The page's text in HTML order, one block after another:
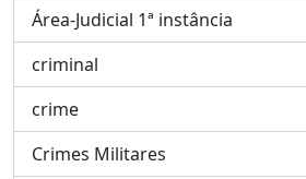
Área-Judicial 1ª instância
, 19 resultados
criminal
, 17 resultados
crime
, 10 resultados
Crimes Militares
, 5 resultados